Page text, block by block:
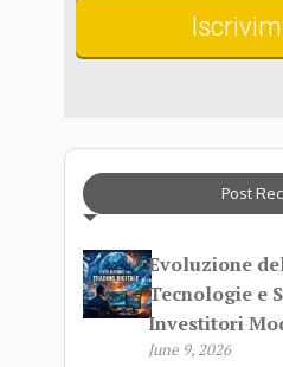
Post
Evoluzione
Tecnologie e
Investitori
June 9, 2026